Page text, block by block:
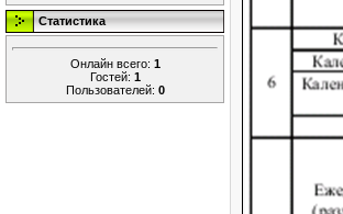
Статистика
Онлайн всего: 1
Гостей: 1
Пользователей: 0